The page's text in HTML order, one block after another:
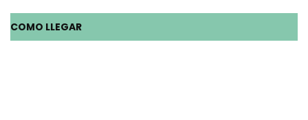
COMO LLEGAR